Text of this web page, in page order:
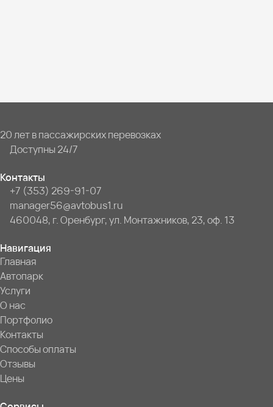
20 лет в пассажирских перевозках
Доступны 24/7
Контакты
+7 (353) 269-91-07
manager56@avtobus1.ru
460048, г. Оренбург, ул. Монтажников, 23, оф. 13
Навигация
Главная
Автопарк
Услуги
О нас
Портфолио
Контакты
Способы оплаты
Отзывы
Цены